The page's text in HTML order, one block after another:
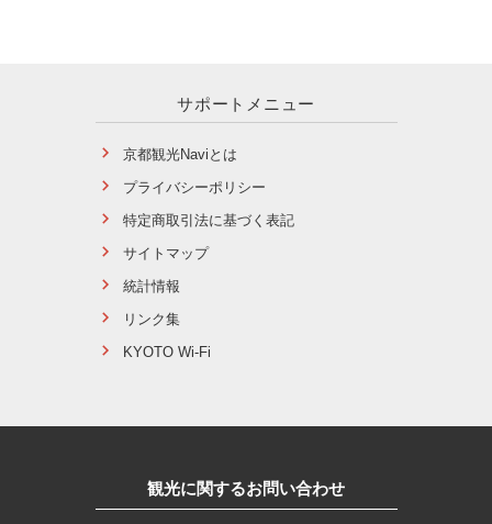
サポートメニュー
京都観光Naviとは
プライバシーポリシー
特定商取引法に基づく表記
サイトマップ
統計情報
リンク集
KYOTO Wi-Fi
観光に関するお問い合わせ